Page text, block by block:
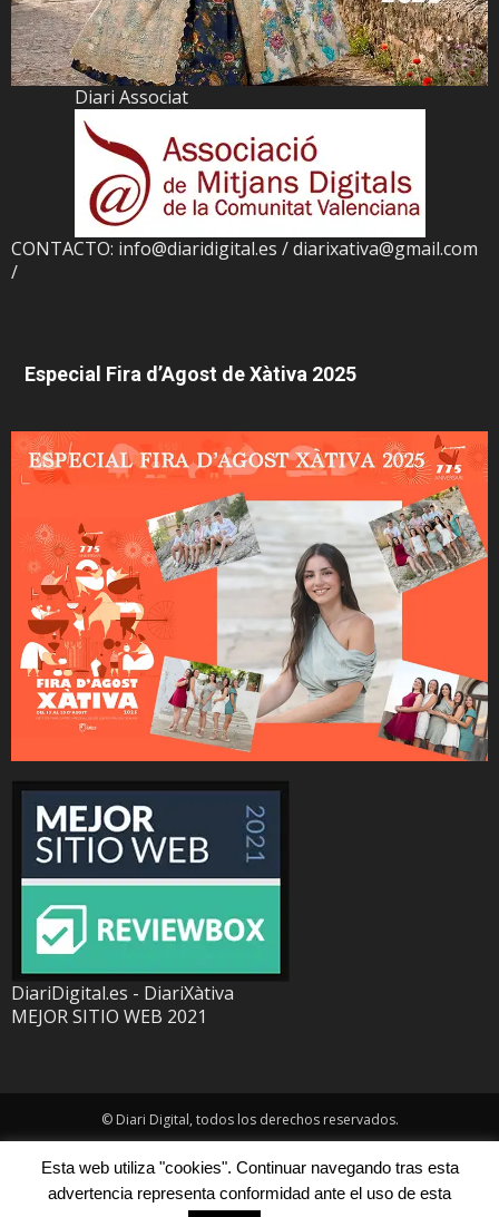
Diari Associat
CONTACTO: info@diaridigital.es / diarixativa@gmail.com
/
Especial Fira d’Agost de Xàtiva 2025
DiariDigital.es - DiariXàtiva
MEJOR SITIO WEB 2021
© Diari Digital, todos los derechos reservados.
Esta web utiliza "cookies". Continuar navegando tras esta
advertencia representa conformidad ante el uso de esta